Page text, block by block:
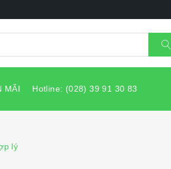
MÃI Hotline: (028) 39 91 30 83
lý